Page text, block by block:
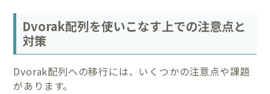
Dvorak配列を使いこなす上での注意点と
対策
Dvorak配列への移行には、いくつかの注意点や課題
があります。